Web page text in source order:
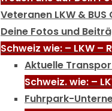
Veteranen LKW & BUS
Deine Fotos und
Schweiz wie: – LKW
Aktuelle
Schweiz. wie: –
Fuhrpark-